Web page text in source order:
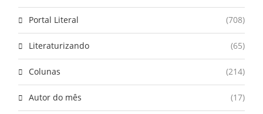
Portal Literal (708)
Literaturizando (65)
Colunas (214)
Autor do mês (17)